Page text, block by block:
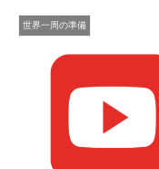
世界一周の準備